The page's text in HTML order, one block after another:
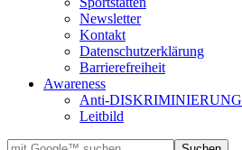
Newsletter
Kontakt
Datenschutzerklärung
Barrierefreiheit
Awareness
Anti-DISKRIMINIERUNG
Leitbild